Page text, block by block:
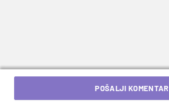
POŠALJI KOMENTAR